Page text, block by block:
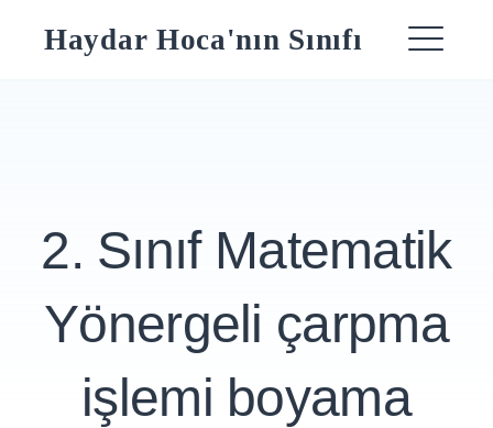
Haydar Hoca'nın Sınıfı
2. Sınıf Matematik
Yönergeli çarpma
işlemi boyama